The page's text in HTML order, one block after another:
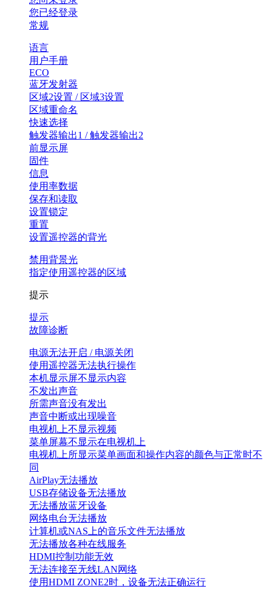
您已经登录
常规
语言
用户手册
ECO
蓝牙发射器
区域2设置 / 区域3设置
区域重命名
快速选择
触发器输出1 / 触发器输出2
前显示屏
固件
信息
使用率数据
保存和读取
设置锁定
重置
设置遥控器的背光
禁用背景光
指定使用遥控器的区域
提示
提示
故障诊断
电源无法开启 / 电源关闭
使用遥控器无法执行操作
本机显示屏不显示内容
不发出声音
所需声音没有发出
声音中断或出现噪音
电视机上不显示视频
菜单屏幕不显示在电视机上
电视机上所显示菜单画面和操作内容的颜色与正常时不
同
AirPlay无法播放
USB存储设备无法播放
无法播放蓝牙设备
网络电台无法播放
计算机或NAS上的音乐文件无法播放
无法播放各种在线服务
HDMI控制功能无效
无法连接至无线LAN网络
使用HDMI ZONE2时，设备无法正确运行